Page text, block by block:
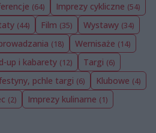
(64) Imprezy cykliczne (54)
(44) Film (35) Wystawy (34)
(18) Wernisaże (14)
up i kabarety (12) Targi (6)
pchle targi (6) Klubowe (4)
(2) Imprezy kulinarne (1)